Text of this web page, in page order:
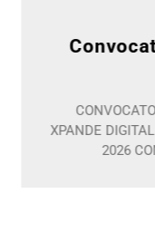
Digital
PROGRAMA
a 8 de junio de